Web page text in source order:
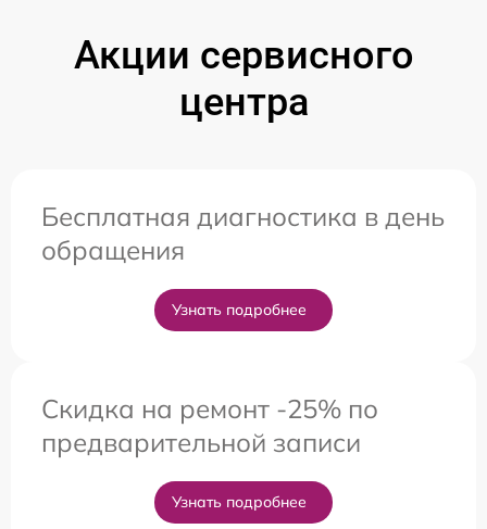
Акции сервисного
центра
Бесплатная диагностика в день
обращения
Узнать подробнее
Скидка на ремонт -25% по
предварительной записи
Узнать подробнее